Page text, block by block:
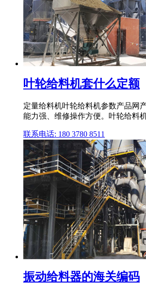
叶轮给料机套什么定额
定量给料机叶轮给料机参数产品网
能力强、维修操作方便。叶轮给料
联系电话: 180 3780 8511
振动给料器的海关编码